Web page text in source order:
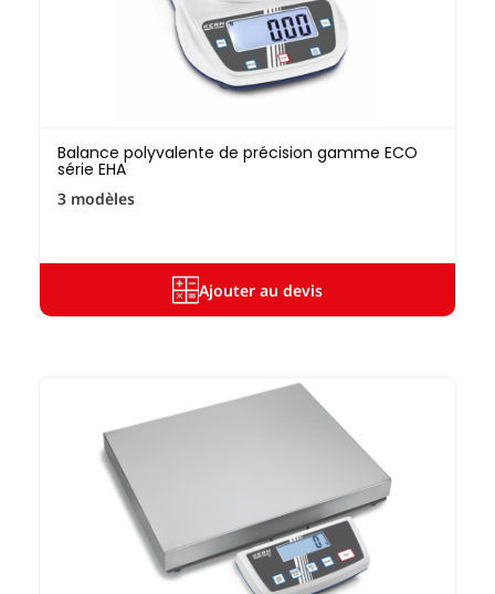
Balance polyvalente de précision gamme ECO
série EHA
3 modèles
Ajouter au devis